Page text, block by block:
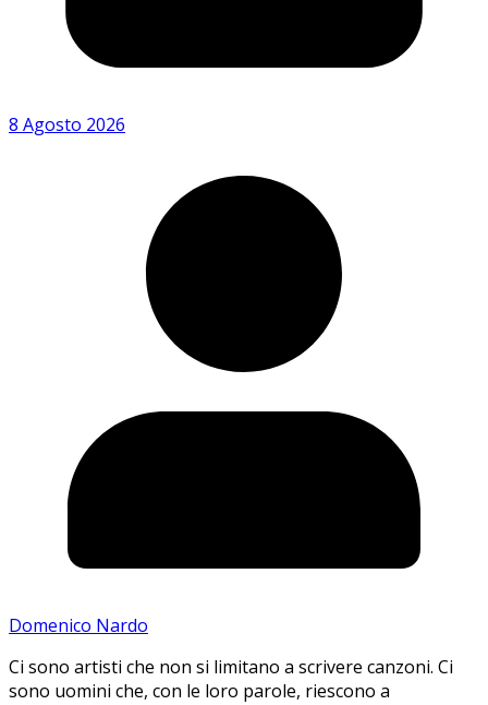
8 Agosto 2026
Domenico Nardo
Ci sono artisti che non si limitano a scrivere canzoni. Ci
sono uomini che, con le loro parole, riescono a